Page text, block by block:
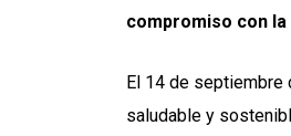
compromiso con
El 14 de septiembre
saludable y